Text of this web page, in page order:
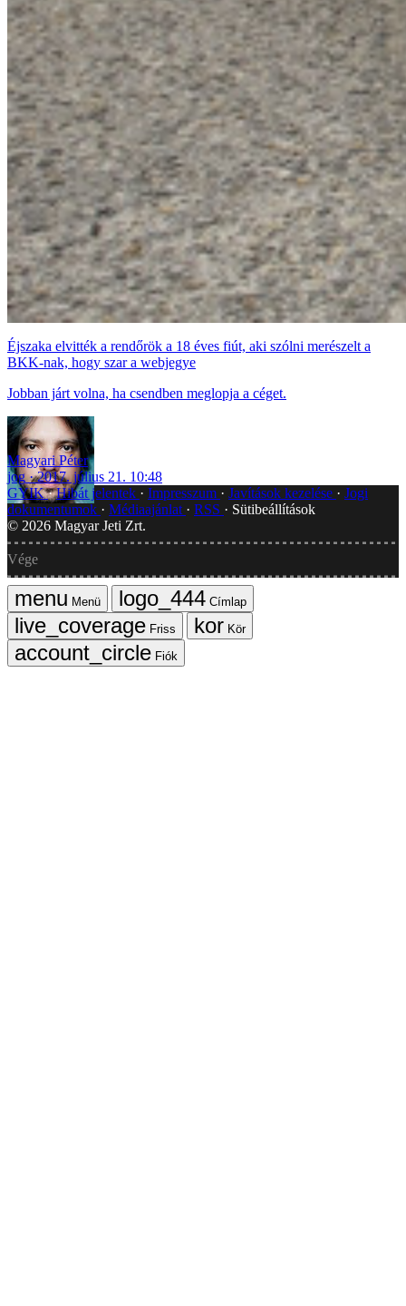
Éjszaka elvitték a rendőrök a 18 éves fiút, aki szólni merészelt a
BKK-nak, hogy szar a webjegye
Jobban járt volna, ha csendben meglopja a céget.
Magyari Péter
jog
2017. július 21. 10:48
GYIK Hibát jelentek Impresszum Javítások kezelése
Jogi
dokumentumok
Médiaajánlat RSS
Sütibeállítások
© 2026 Magyar Jeti Zrt.
Vége
Menü
Címlap
Friss
Kör
Fiók